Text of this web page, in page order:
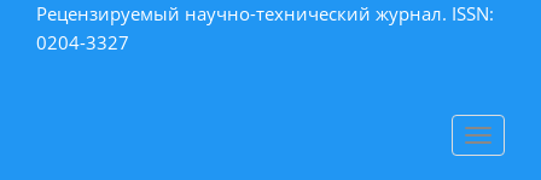
Рецензируемый научно-технический журнал. ISSN:
0204-3327
Toggle